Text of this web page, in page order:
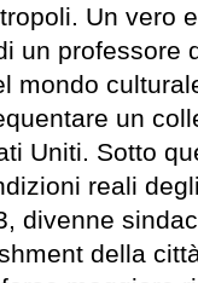
Un vero
un professore
mondo
un
Uniti. Sotto
reali
divenne
della